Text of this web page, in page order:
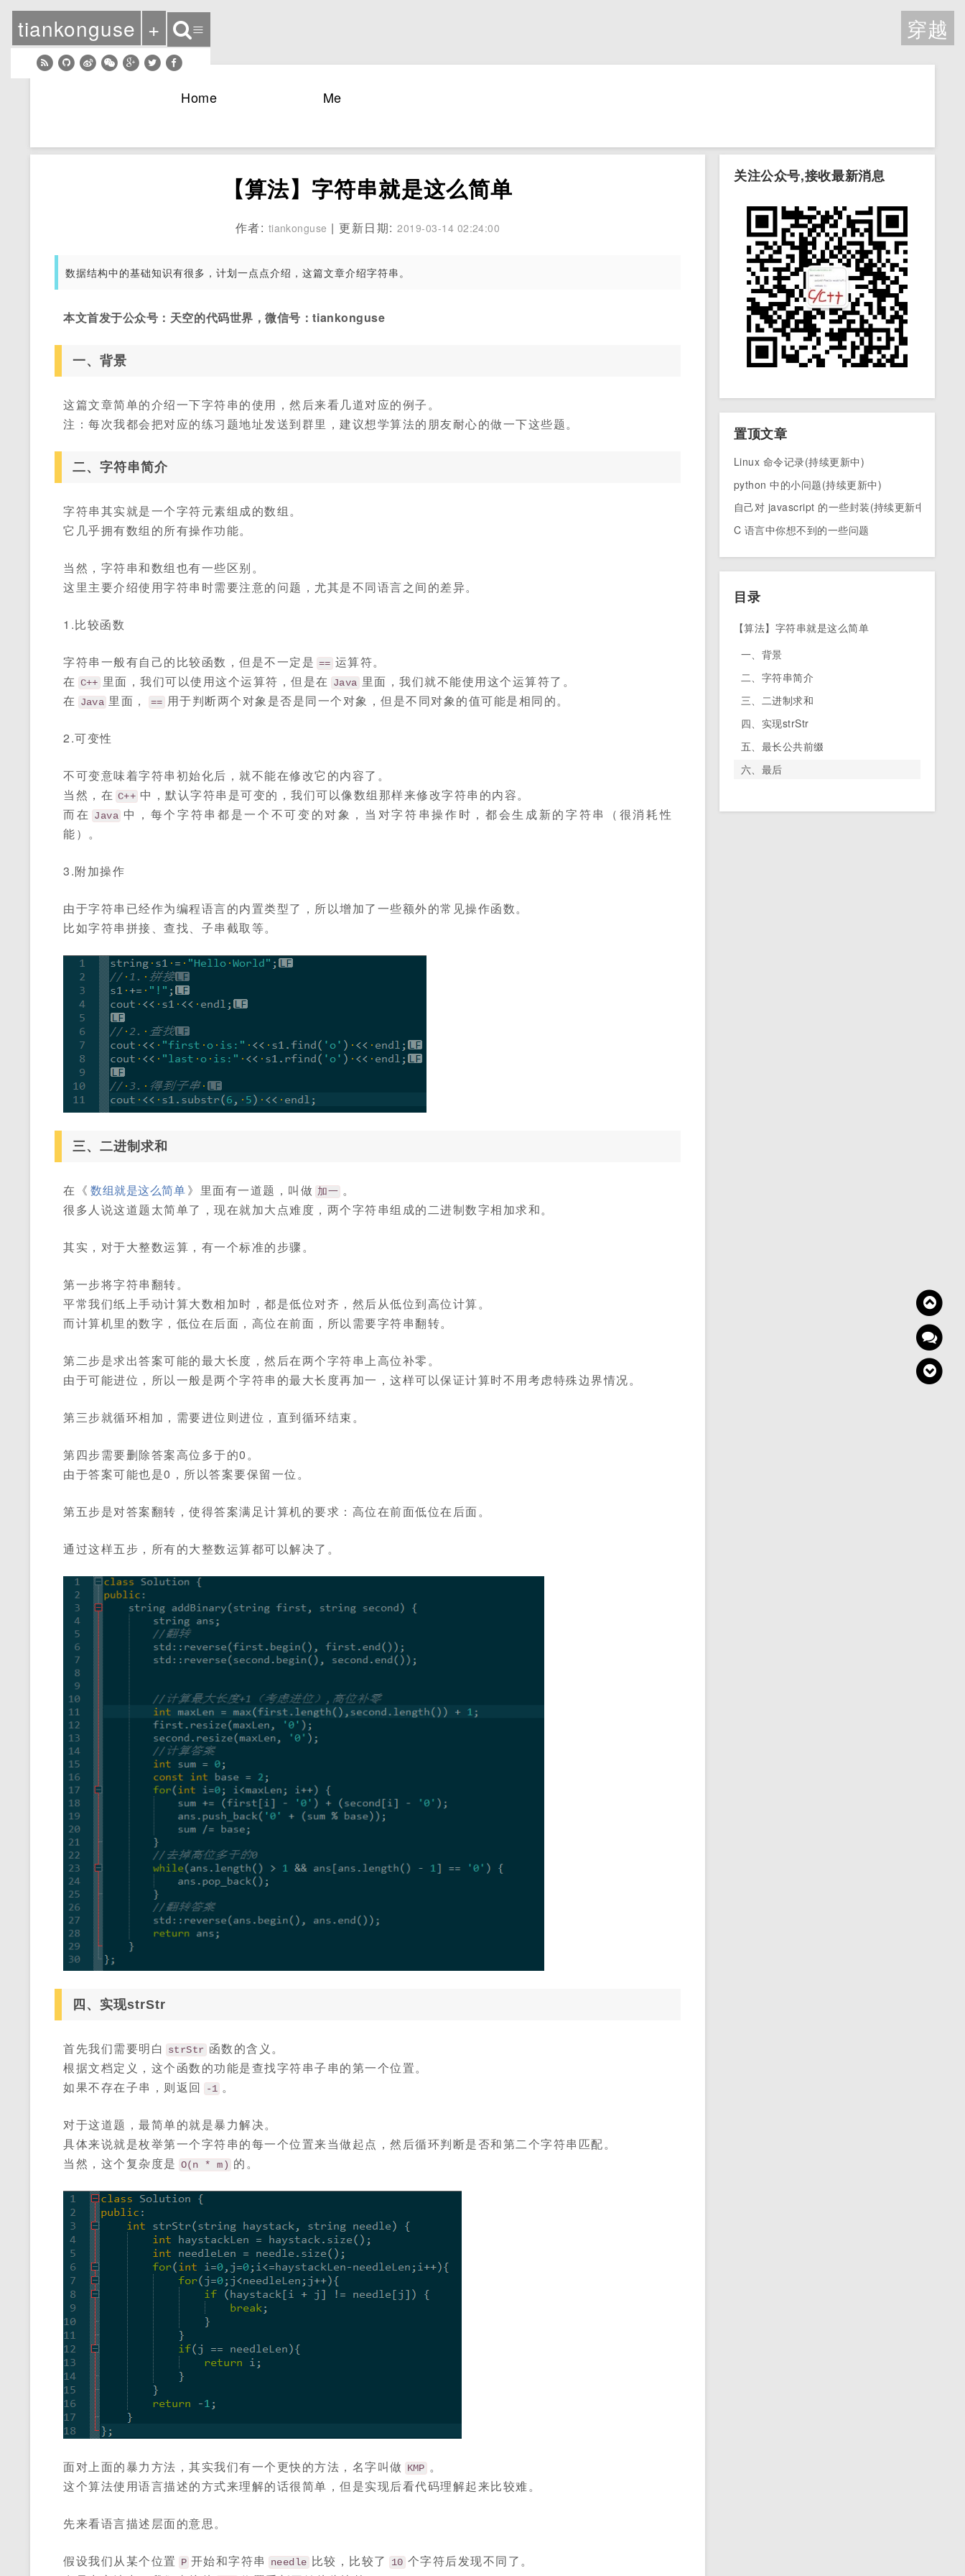
Home Me
【算法】字符串就是这么简单
作者: tiankonguse | 更新日期:2019-03-14 02:24:00
数据结构中的基础知识有很多，计划一点点介绍，这篇文章介绍字符串。
本文首发于公众号：天空的代码世界，微信号：tiankonguse
一、背景
这篇文章简单的介绍一下字符串的使用，然后来看几道对应的例子。
注：每次我都会把对应的练习题地址发送到群里，建议想学算法的朋友耐心的做一下这些题。
二、字符串简介
字符串其实就是一个字符元素组成的数组。
它几乎拥有数组的所有操作功能。
当然，字符串和数组也有一些区别。
这里主要介绍使用字符串时需要注意的问题，尤其是不同语言之间的差异。
1.比较函数
字符串一般有自己的比较函数，但是不一定是 == 运算符。
在 C++ 里面，我们可以使用这个运算符，但是在 Java 里面，我们就不能使用这个运算符了。
在
Java 里面， == 用于判断两个对象是否是同一个对象，但是不同对象的值可能是相同的。
2.可变性
不可变意味着字符串初始化后，就不能在修改它的内容了。
当然，在 C++ 中，默认字符串是可变的，我们可以像数组那样来修改字符串的内容。
而在
Java 中，每个字符串都是一个不可变的对象，当对字符串操作时，都会生成新的字符串（很消耗性
能）。
3.附加操作
由于字符串已经作为编程语言的内置类型了，所以增加了一些额外的常见操作函数。
比如字符串拼接、查找、子串截取等。
三、二进制求和
在《 数组就是这么简单》里面有一道题，叫做 加一 。
很多人说这道题太简单了，现在就加大点难度，两个字符串组成的二进制数字相加求和。
其实，对于大整数运算，有一个标准的步骤。
第一步将字符串翻转。
平常我们纸上手动计算大数相加时，都是低位对齐，然后从低位到高位计算。
而计算机里的数字，低位在后面，高位在前面，所以需要字符串翻转。
第二步是求出答案可能的最大长度，然后在两个字符串上高位补零。
由于可能进位，所以一般是两个字符串的最大长度再加一，这样可以保证计算时不用考虑特殊边界情况。
第三步就循环相加，需要进位则进位，直到循环结束。
第四步需要删除答案高位多于的0。
由于答案可能也是0，所以答案要保留一位。
第五步是对答案翻转，使得答案满足计算机的要求：高位在前面低位在后面。
通过这样五步，所有的大整数运算都可以解决了。
四、实现strStr
首先我们需要明白 strStr 函数的含义。
根据文档定义，这个函数的功能是查找字符串子串的第一个位置。
如果不存在子串，则返回
-1 。
对于这道题，最简单的就是暴力解决。
具体来说就是枚举第一个字符串的每一个位置来当做起点，然后循环判断是否和第二个字符串匹配。
当然，这个复杂度是 O(n * m) 的。
面对上面的暴力方法，其实我们有一个更快的方法，名字叫做 KMP 。
这个算法使用语言描述的方式来理解的话很简单，但是实现后看代码理解起来比较难。
先来看语言描述层面的意思。
假设我们从某个位置 P 开始和字符串 needle 比较，比较了 10 个字符后发现不同了。
关注公众号,接收最新消息
置顶文章
Linux 命令记录(持续更新中)
python 中的小问题(持续更新中)
自己对 javascript 的一些封装(持续更新中)
C 语言中你想不到的一些问题
目录
【算法】字符串就是这么简单
一、背景
二、字符串简介
三、二进制求和
四、实现strStr
五、最长公共前缀
六、最后
tiankonguse + ≡ 穿越